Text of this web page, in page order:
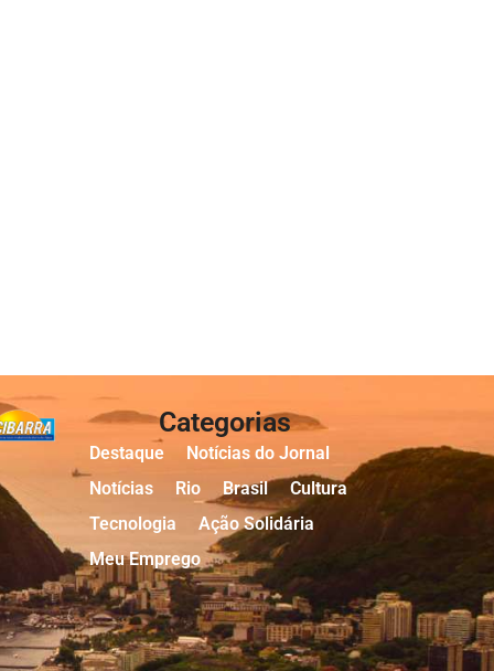
Categorias
Destaque
Notícias do Jornal
Notícias
Rio Brasil
Cultura
Tecnologia
Ação Solidária
Meu Emprego